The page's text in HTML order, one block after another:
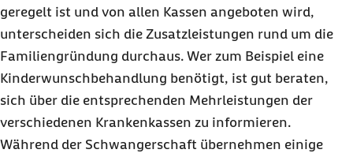
geregelt ist und von allen Kassen angeboten wird,
unterscheiden sich die Zusatzleistungen rund um die
Familiengründung durchaus. Wer zum Beispiel eine
Kinderwunschbehandlung benötigt, ist gut beraten,
sich über die entsprechenden Mehrleistungen der
verschiedenen Krankenkassen zu informieren.
Während der Schwangerschaft übernehmen einige